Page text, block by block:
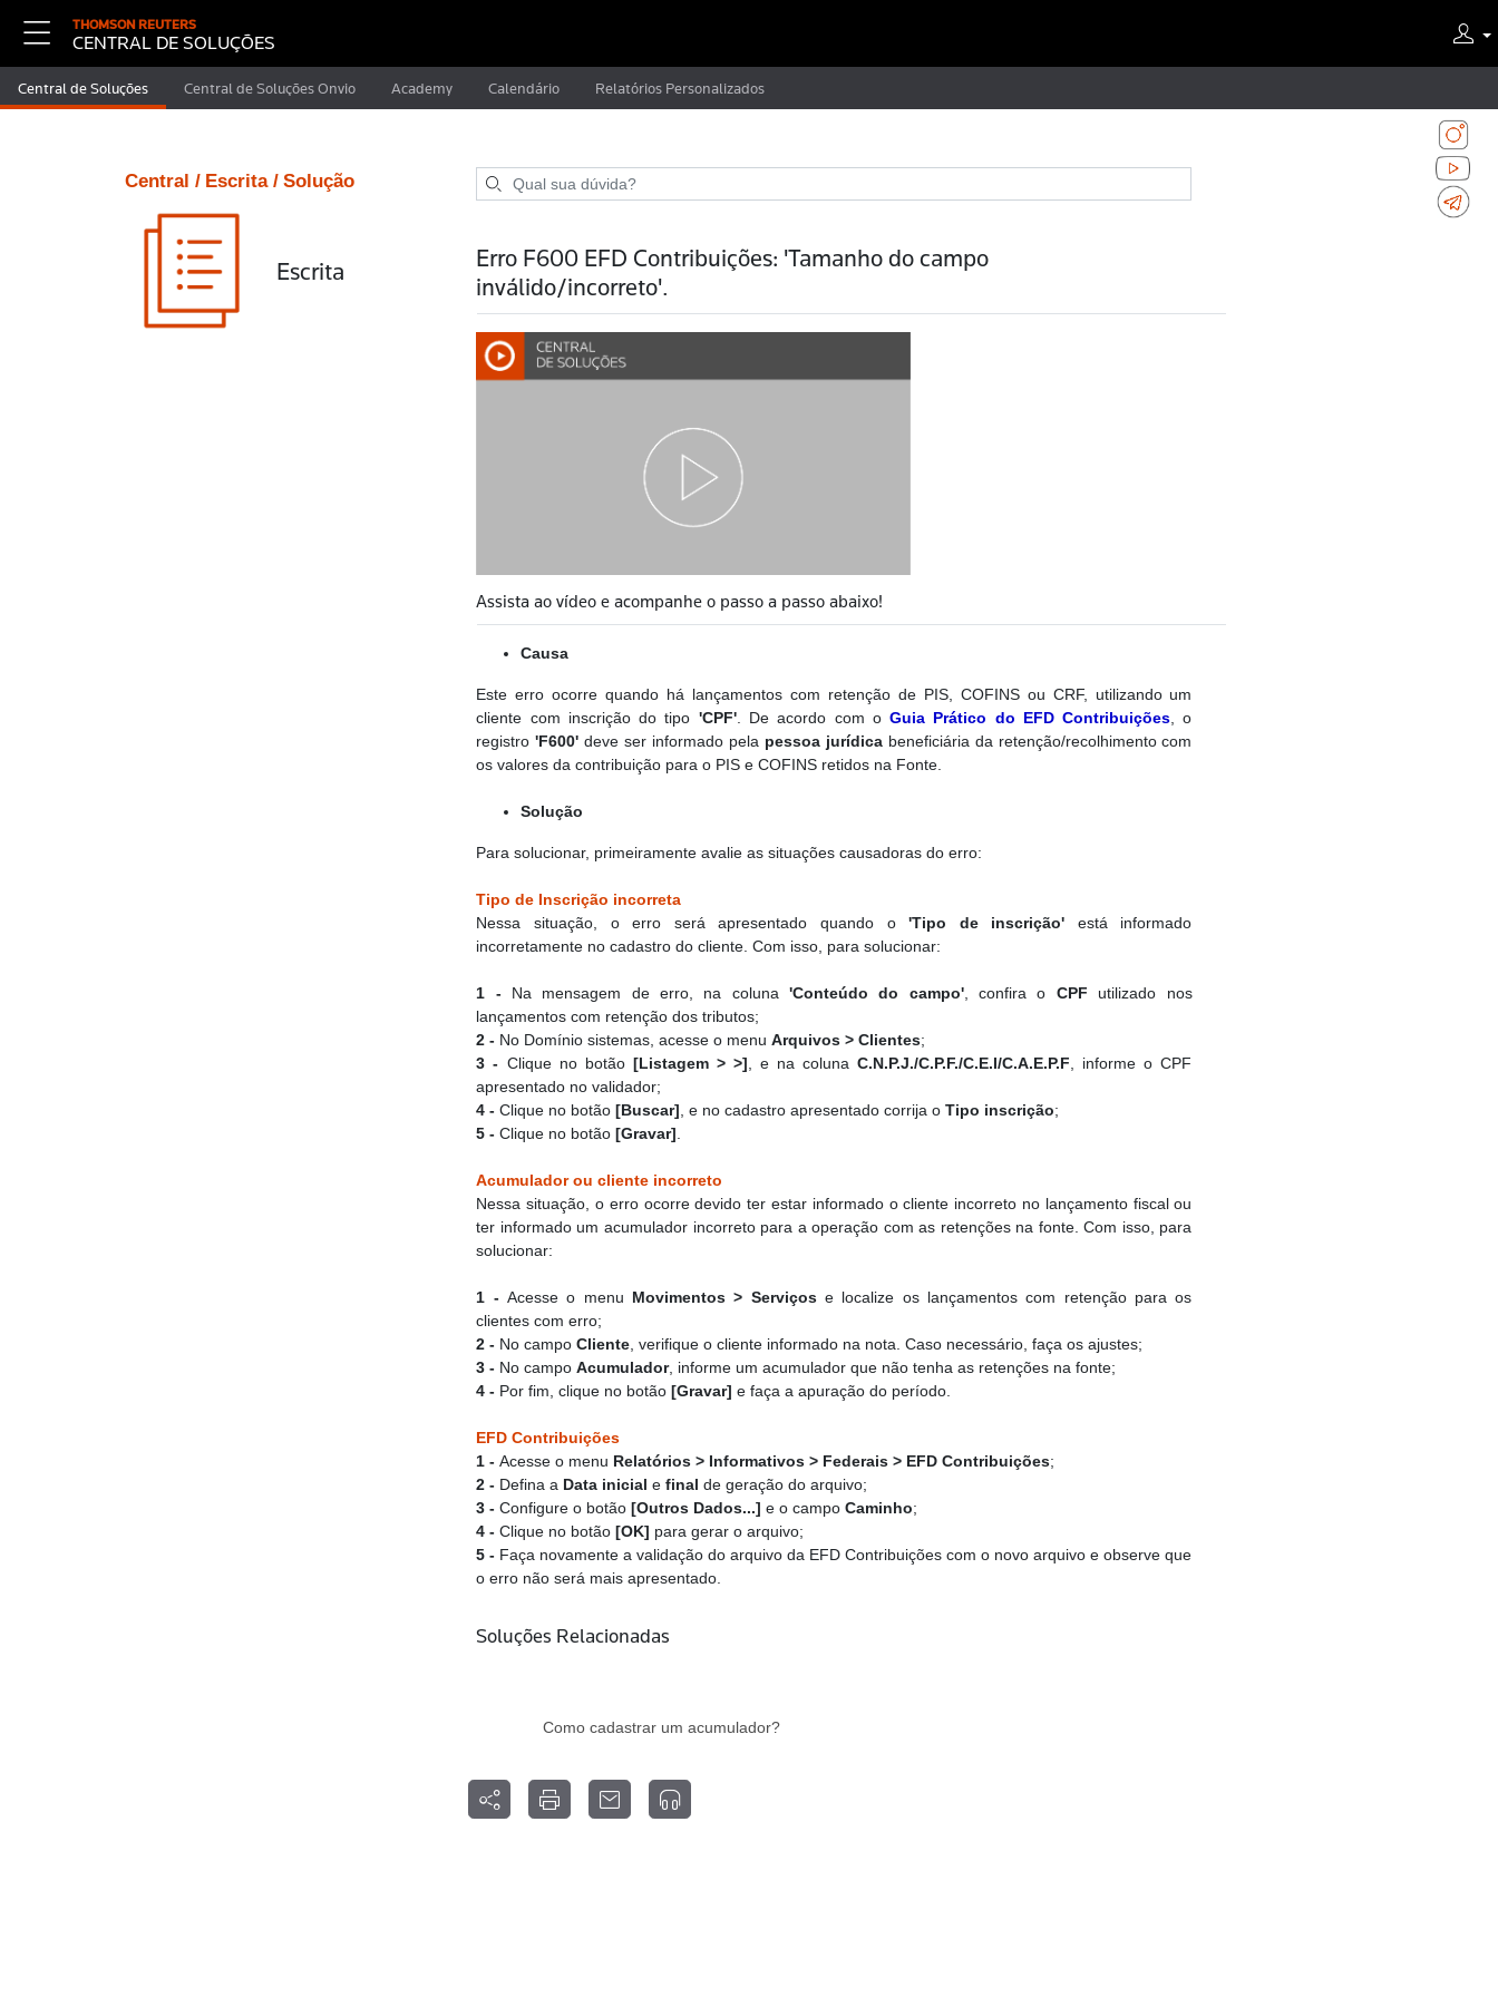
THOMSON REUTERS
CENTRAL DE SOLUÇÕES
Central de Soluções Central de Soluções Onvio Academy Calendário Relatórios Personalizados
Central / Escrita / Solução
Escrita
Erro F600 EFD Contribuições: 'Tamanho do campo
inválido/incorreto'.
Assista ao vídeo e acompanhe o passo a passo abaixo!
Causa
Este erro ocorre quando há lançamentos com retenção de PIS, COFINS ou CRF, utilizando um
cliente com inscrição do tipo 'CPF'. De acordo com oGuia Prático do EFD Contribuições, o
registro'F600' deve ser informado pela pessoa jurídicabeneficiária da retenção/recolhimento com
os valores da contribuição para o PIS e COFINS retidos na Fonte.
Solução
Para solucionar, primeiramente avalie as situações causadoras do erro:
Tipo de Inscrição incorreta
Nessa situação, o erro será apresentado quando o'Tipo de inscrição' está informado
incorretamente no cadastro do cliente. Com isso, para solucionar:
1 -Na mensagem de erro, na coluna'Conteúdo do campo', confira o CPF utilizado nos
lançamentos com retenção dos tributos;
2 - No Domínio sistemas, acesse o menuArquivos > Clientes;
3 - Clique no botão [Listagem > >], e na coluna C.N.P.J./C.P.F./C.E.I/C.A.E.P.F, informe o CPF
apresentado no validador;
4 - Clique no botão [Buscar], e no cadastro apresentado corrija oTipo inscrição;
5 - Clique no botão[Gravar].
Acumulador ou cliente incorreto
Nessa situação, o erro ocorre devido ter estar informado o cliente incorreto no lançamento fiscal ou
ter informado um acumulador incorreto para a operação com as retenções na fonte. Com isso, para
solucionar:
1 -Acesse o menu Movimentos > Serviçose localize os lançamentos com retenção para os
clientes com erro;
2 - No campoCliente, verifique o cliente informado na nota. Caso necessário, faça os ajustes;
3 - No campoAcumulador, informe um acumulador que não tenha as retenções na fonte;
4 - Por fim, clique no botão[Gravar]e faça a apuração do período.
EFD Contribuições
1 -Acesse o menu Relatórios > Informativos > Federais > EFD Contribuições;
2 - Defina a Data inicial efinal de geração do arquivo;
3 - Configure o botão[Outros Dados...]e o campoCaminho;
4 -Clique no botão[OK] para gerar o arquivo;
5 - Faça novamente a validação do arquivo da EFD Contribuições com o novo arquivo e observe que
o erro não será mais apresentado.
Soluções Relacionadas
Como cadastrar um acumulador?